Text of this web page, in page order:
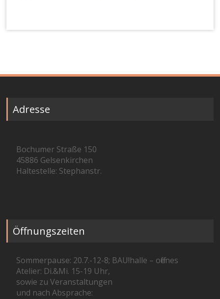
Adresse
Bochumer Straße 150
45886 Gelsenkirchen
Haltestelle: Stephanstr.
Öffnungszeiten
Sommerpause: 20.7.-12-8; BAU!halle – offenes
Atelier: Di.&Mi. 15-19 Uhr,
sowie zu Veranstaltungen
und nach Absprache: